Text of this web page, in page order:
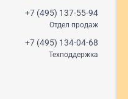
+7 (495) 137-55-94
Отдел продаж
+7 (495) 134-04-68
Техподдержка